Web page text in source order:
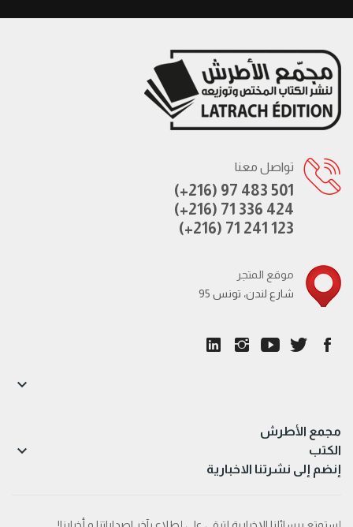
تواصل معنا
(+216) 97 483 501
(+216) 71 336 424
(+216) 71 241 123
موقع المتجر
95 شارع لندن، تونس
مجمع الأطرش

الكتب 
إنضم إلى نشرتنا الاخبارية
إستمتع برسائلنا الإخبارية لتبقى على إطلاع بآخر اصداراتنا و أخبارنا!